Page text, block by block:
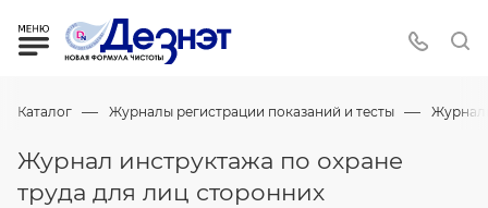
Каталог — Журналы регистрации показаний и тесты —
Журнал инструктажа по охране
труда для лиц сторонних